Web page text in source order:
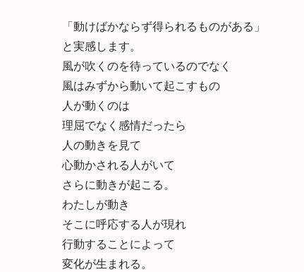
「動けばかならず得られるものがある」
と実感します。
風が吹くのを待っているのでなく
風はみずから動いて起こすもの
人が動くのは
理屈でなく感情だったら
人の動きを見て
心動かされる人がいて
さらに動きが起こる。
わたしが動き
そこに呼応する人が現れ
行動することによって
変化が生まれる。